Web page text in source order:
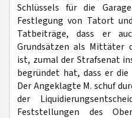
Schlüssels für die
Festlegung von Tatort
Tatbeiträge, dass er
Grundsätzen als Mittäter
ist, zumal der Strafsenat
begründet hat, dass er
Der Angeklagte M. schuf
der
Feststellungen des